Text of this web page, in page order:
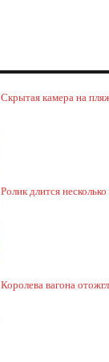
Скрытая камера на
Ролик длится
Королева вагона